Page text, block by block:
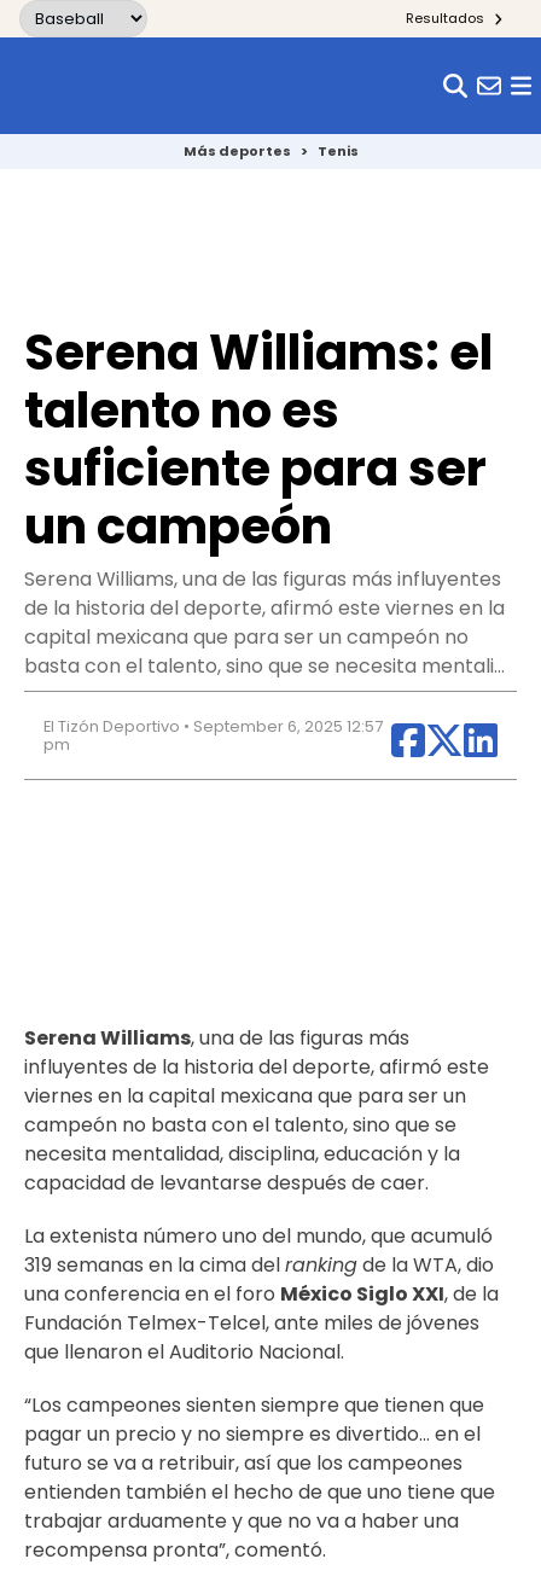
Skip to content Resultados
Más deportes > Tenis
Serena Williams: el
talento no es
suficiente para ser
un campeón
Serena Williams, una de las figuras más influyentes
de la historia del deporte, afirmó este viernes en la
capital mexicana que para ser un campeón no
basta con el talento, sino que se necesita mentali…
El Tizón Deportivo • September 6, 2025 12:57
pm
Serena Williams, una de las figuras más
influyentes de la historia del deporte, afirmó este
viernes en la capital mexicana que para ser un
campeón no basta con el talento, sino que se
necesita mentalidad, disciplina, educación y la
capacidad de levantarse después de caer.
La extenista número uno del mundo, que acumuló
319 semanas en la cima delrankingde la WTA, dio
una conferencia en el foro México Siglo XXI, de la
Fundación Telmex-Telcel, ante miles de jóvenes
que llenaron el Auditorio Nacional.
“Los campeones sienten siempre que tienen que
pagar un precio y no siempre es divertido… en el
futuro se va a retribuir, así que los campeones
entienden también el hecho de que uno tiene que
trabajar arduamente y que no va a haber una
recompensa pronta”, comentó.